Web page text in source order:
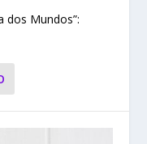
dos Mundos”: